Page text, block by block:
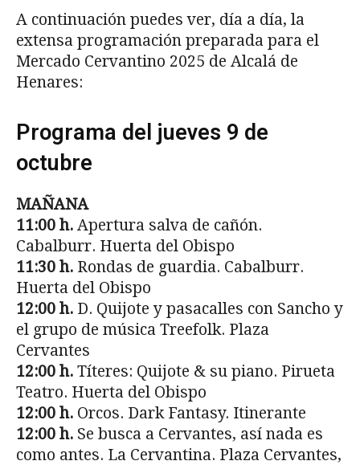
A continuación puedes ver, día a día, la
extensa programación preparada para el
Mercado Cervantino 2025 de Alcalá de
Henares:
Programa del jueves 9 de
octubre
MAÑANA
11:00 h. Apertura salva de cañón.
Cabalburr. Huerta del Obispo
11:30 h. Rondas de guardia. Cabalburr.
Huerta del Obispo
12:00 h. D. Quijote y pasacalles con Sancho y
el grupo de música Treefolk. Plaza
Cervantes
12:00 h. Títeres: Quijote & su piano. Pirueta
Teatro. Huerta del Obispo
12:00 h. Orcos. Dark Fantasy. Itinerante
12:00 h. Se busca a Cervantes, así nada es
como antes. La Cervantina. Plaza Cervantes,